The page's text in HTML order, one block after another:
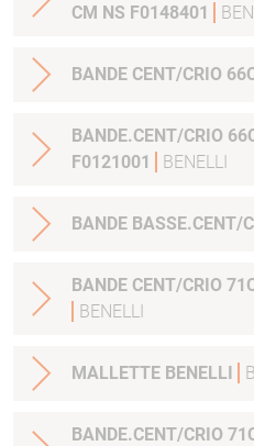
CM NS F0148401
BANDE CENT/CRIO
BANDE.CENT/CRIO
F0121001
BENELLI
BANDE BASSE.CENT/
BANDE CENT/CRIO
BENELLI
MALLETTE BENELLI
BANDE.CENT/CRIO